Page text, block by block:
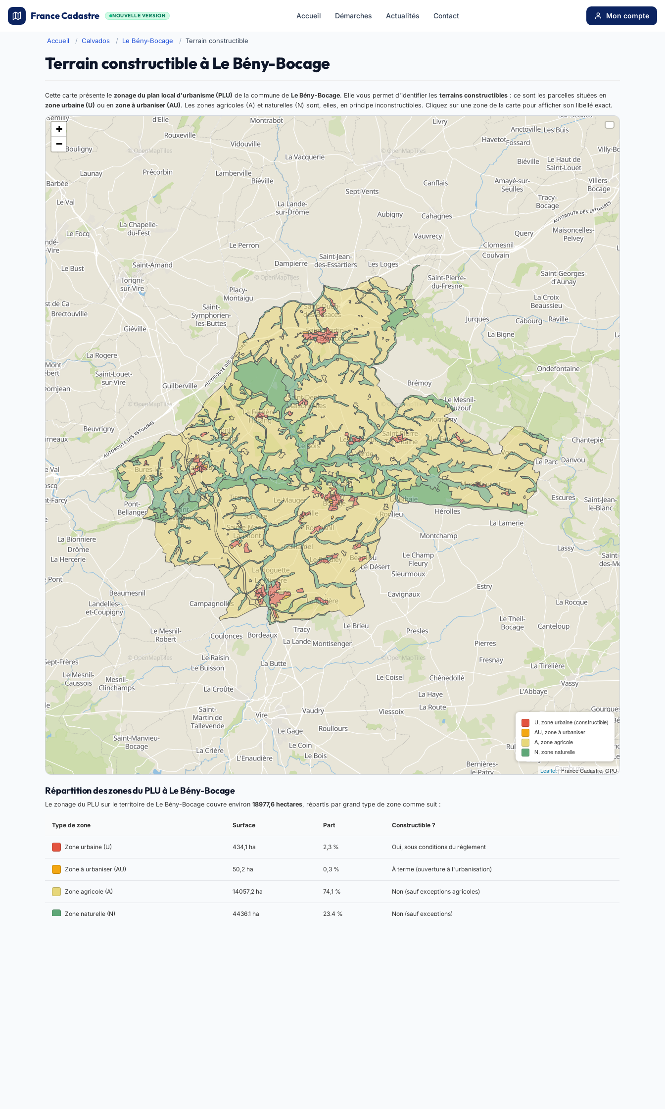
France Cadastre NOUVELLE VERSION Accueil Démarches Actualités Contact Mon compte
Accueil Calvados Le Bény-Bocage Terrain constructible
Terrain constructible à Le Bény-Bocage
Cette carte présente lezonage du plan local d'urbanisme (PLU) de la commune deLe Bény-Bocage. Elle vous permet d'identifier lesterrains constructibles : ce sont les parcelles situées en
zone urbaine (U) ou enzone à urbaniser (AU). Les zones agricoles (A) et naturelles (N) sont, elles, en principe inconstructibles. Cliquez sur une zone de la carte pour afficher son libellé exact.
+
−
U, zone urbaine (constructible)
AU, zone à urbaniser
A, zone agricole
N, zone naturelle
Leaflet| France Cadastre, GPU
Répartition des zones du PLU à Le Bény-Bocage
Le zonage du PLU sur le territoire de Le Bény-Bocage couvre environ18977,6 hectares , répartis par grand type de zone comme suit :
Type de zone Surface Part Constructible ?
Zone urbaine (U) 434,1 ha 2,3 % Oui, sous conditions du règlement
Zone à urbaniser (AU) 50,2 ha 0,3 % À terme (ouverture à l'urbanisation)
Zone agricole (A) 14057,2 ha 74,1 % Non (sauf exceptions agricoles)
Zone naturelle (N) 4436,1 ha 23,4 % Non (sauf exceptions)